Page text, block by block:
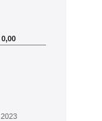
0,00
2023